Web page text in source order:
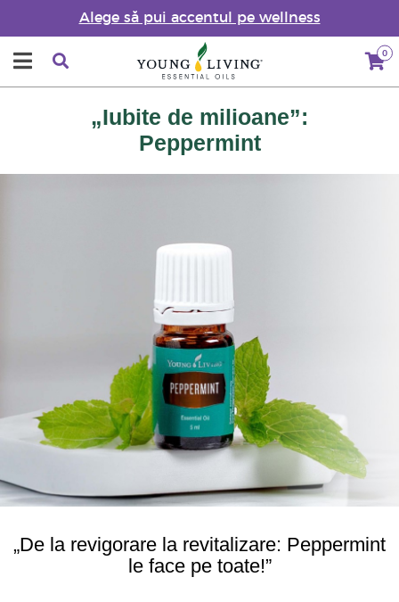
Alege să pui accentul pe wellness
0
„Iubite de milioane”:
Peppermint
„De la revigorare la revitalizare: Peppermint
le face pe toate!”